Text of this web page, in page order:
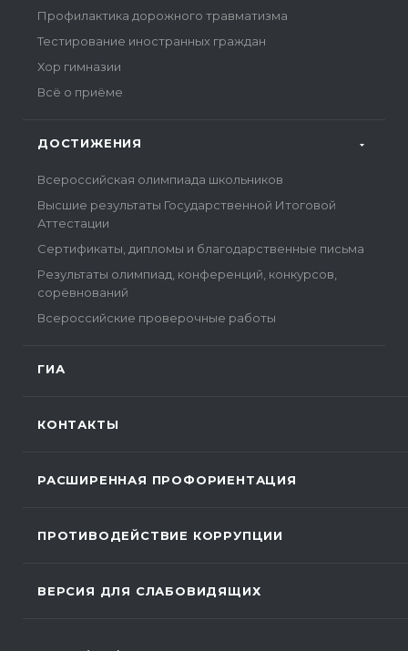
Профилактика дорожного травматизма
Тестирование иностранных граждан
Хор гимназии
Всё о приёме
ДОСТИЖЕНИЯ
Всероссийская олимпиада школьников
Высшие результаты Государственной Итоговой
Аттестации
Сертификаты, дипломы и благодарственные письма
Результаты олимпиад, конференций, конкурсов,
соревнований
Всероссийские проверочные работы
ГИА
КОНТАКТЫ
РАСШИРЕННАЯ ПРОФОРИЕНТАЦИЯ
ПРОТИВОДЕЙСТВИЕ КОРРУПЦИИ
ВЕРСИЯ ДЛЯ СЛАБОВИДЯЩИХ